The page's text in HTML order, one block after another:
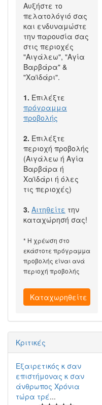
Αυξήστε το
πελατολόγιό σας
και ενδυναμώστε
την παρουσία σας
στις περιοχές
"Αιγάλεω", "Αγία
Βαρβάρα" &
"Χαϊδάρι".
1. Επιλέξτε
πρόγραμμα
προβολής
2. Επιλέξτε
περιοχή προβολής
(Αιγάλεω ή Αγία
Βαρβάρα ή
Χαϊδάρι ή όλες
τις περιοχές)
3. Αιτηθείτε την
καταχώρησή σας!
* Η χρέωση στο
εκάστοτε πρόγραμμα
προβολής είναι ανά
περιοχή προβολής
Καταχωρηθείτε
Κριτικές
Εξαιρετικός κ σαν
επιστήμονας κ σαν
άνθρωπος Χρόνια
τώρα τρέ...